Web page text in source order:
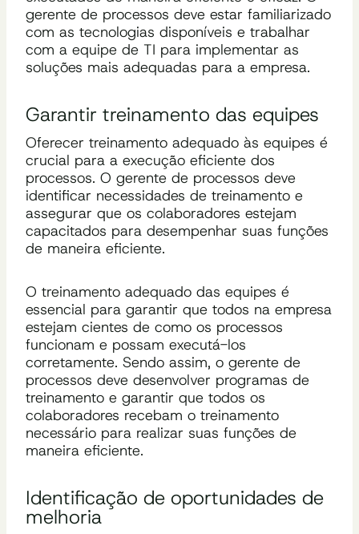
gerente de processos deve estar familiarizado
com as tecnologias disponíveis e trabalhar
com a equipe de TI para implementar as
soluções mais adequadas para a empresa.
Garantir treinamento das equipes
Oferecer treinamento adequado às equipes é
crucial para a execução eficiente dos
processos. O gerente de processos deve
identificar necessidades de treinamento e
assegurar que os colaboradores estejam
capacitados para desempenhar suas funções
de maneira eficiente.
O treinamento adequado das equipes é
essencial para garantir que todos na empresa
estejam cientes de como os processos
funcionam e possam executá-los
corretamente. Sendo assim, o gerente de
processos deve desenvolver programas de
treinamento e garantir que todos os
colaboradores recebam o treinamento
necessário para realizar suas funções de
maneira eficiente.
Identificação de oportunidades de
melhoria